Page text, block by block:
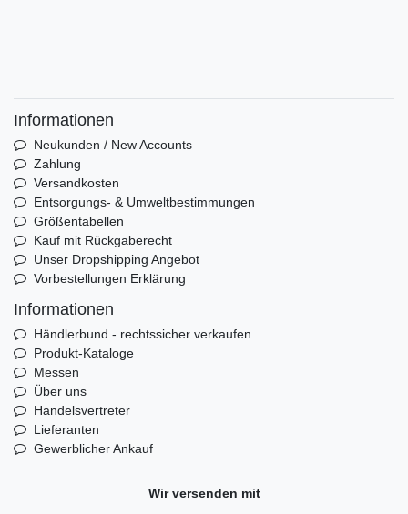
Informationen
Neukunden / New Accounts
Zahlung
Versandkosten
Entsorgungs- & Umweltbestimmungen
Größentabellen
Kauf mit Rückgaberecht
Unser Dropshipping Angebot
Vorbestellungen Erklärung
Informationen
Händlerbund - rechtssicher verkaufen
Produkt-Kataloge
Messen
Über uns
Handelsvertreter
Lieferanten
Gewerblicher Ankauf
Wir versenden mit